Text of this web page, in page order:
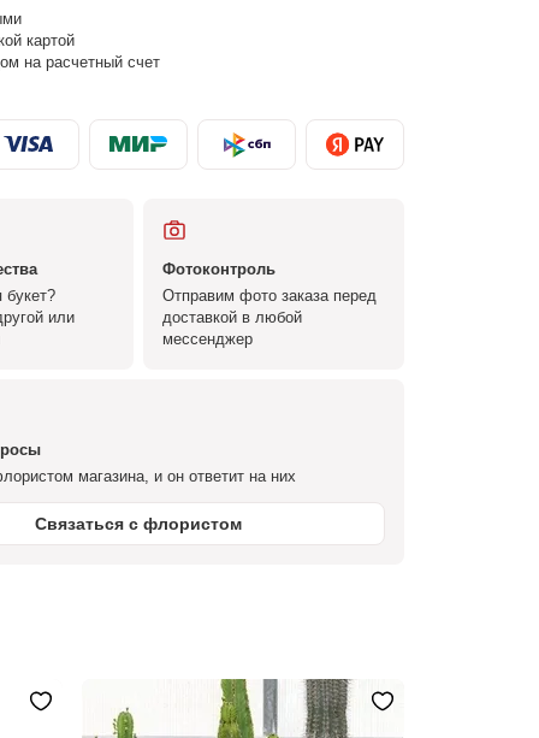
картой
на расчетный счет
букет?
или
Фотоконтроль
Отправим фото заказа перед
доставкой в любой
мессенджер
магазина, и он ответит на них
Связаться с флористом